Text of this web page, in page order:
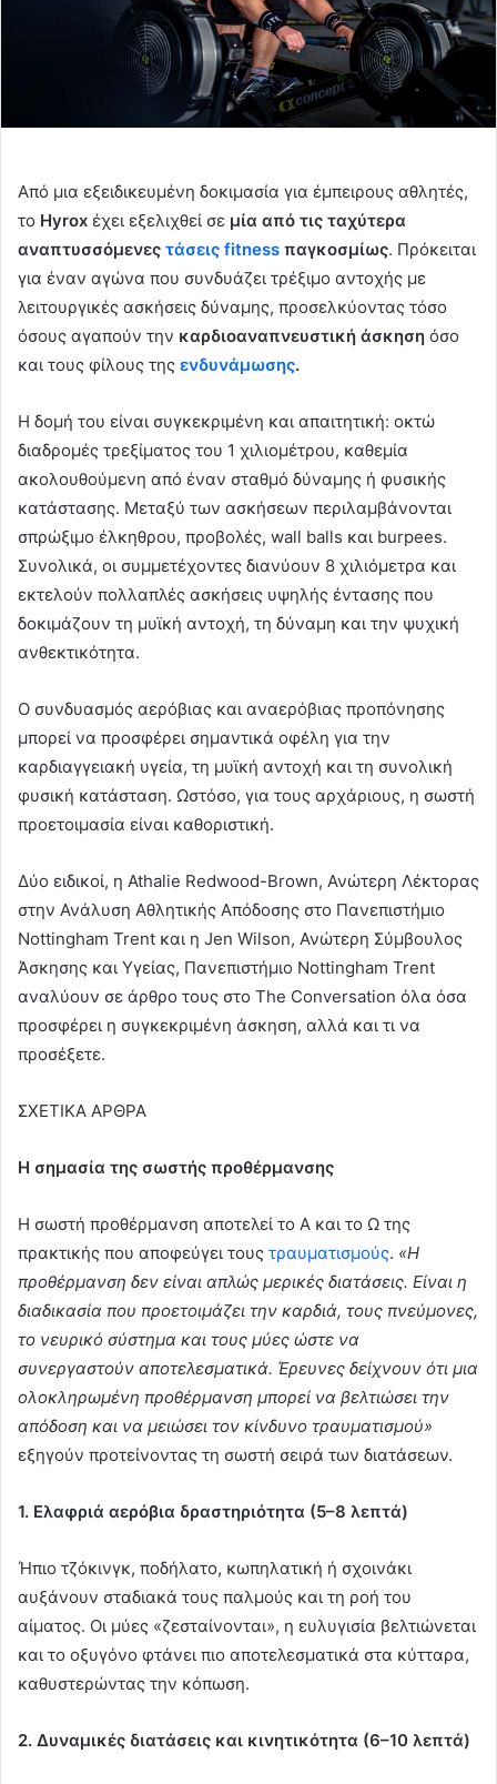
Από μια εξειδικευμένη δοκιμασία για έμπειρους αθλητές,
το Hyrox έχει εξελιχθεί σε μία από τις ταχύτερα
αναπτυσσόμενες τάσεις fitness παγκοσμίως. Πρόκειται
για έναν αγώνα που συνδυάζει τρέξιμο αντοχής με
λειτουργικές ασκήσεις δύναμης, προσελκύοντας τόσο
όσους αγαπούν την καρδιοαναπνευστική άσκηση όσο
και τους φίλους της ενδυνάμωσης.
Η δομή του είναι συγκεκριμένη και απαιτητική: οκτώ
διαδρομές τρεξίματος του 1 χιλιομέτρου, καθεμία
ακολουθούμενη από έναν σταθμό δύναμης ή φυσικής
κατάστασης. Μεταξύ των ασκήσεων περιλαμβάνονται
σπρώξιμο έλκηθρου, προβολές, wall balls και burpees.
Συνολικά, οι συμμετέχοντες διανύουν 8 χιλιόμετρα και
εκτελούν πολλαπλές ασκήσεις υψηλής έντασης που
δοκιμάζουν τη μυϊκή αντοχή, τη δύναμη και την ψυχική
ανθεκτικότητα.
Ο συνδυασμός αερόβιας και αναερόβιας προπόνησης
μπορεί να προσφέρει σημαντικά οφέλη για την
καρδιαγγειακή υγεία, τη μυϊκή αντοχή και τη συνολική
φυσική κατάσταση. Ωστόσο, για τους αρχάριους, η σωστή
προετοιμασία είναι καθοριστική.
Δύο ειδικοί, η Athalie Redwood-Brown, Ανώτερη Λέκτορας
στην Ανάλυση Αθλητικής Απόδοσης στο Πανεπιστήμιο
Nottingham Trent και η Jen Wilson, Ανώτερη Σύμβουλος
Άσκησης και Υγείας, Πανεπιστήμιο Nottingham Trent
αναλύουν σε άρθρο τους στο The Conversation όλα όσα
προσφέρει η συγκεκριμένη άσκηση, αλλά και τι να
προσέξετε.
ΣΧΕΤΙΚΑ ΑΡΘΡΑ
Η σημασία της σωστής προθέρμανσης
Η σωστή προθέρμανση αποτελεί το Α και το Ω της
πρακτικής που αποφεύγει τους τραυματισμούς. «Η
προθέρμανση δεν είναι απλώς μερικές διατάσεις. Είναι η
διαδικασία που προετοιμάζει την καρδιά, τους πνεύμονες,
το νευρικό σύστημα και τους μύες ώστε να
συνεργαστούν αποτελεσματικά. Έρευνες δείχνουν ότι μια
ολοκληρωμένη προθέρμανση μπορεί να βελτιώσει την
απόδοση και να μειώσει τον κίνδυνο τραυματισμού»
εξηγούν προτείνοντας τη σωστή σειρά των διατάσεων.
1. Ελαφριά αερόβια δραστηριότητα (5–8 λεπτά)
Ήπιο τζόκινγκ, ποδήλατο, κωπηλατική ή σχοινάκι
αυξάνουν σταδιακά τους παλμούς και τη ροή του
αίματος. Οι μύες «ζεσταίνονται», η ευλυγισία βελτιώνεται
και το οξυγόνο φτάνει πιο αποτελεσματικά στα κύτταρα,
καθυστερώντας την κόπωση.
2. Δυναμικές διατάσεις και κινητικότητα (6–10 λεπτά)